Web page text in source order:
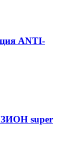
ANTI-
super